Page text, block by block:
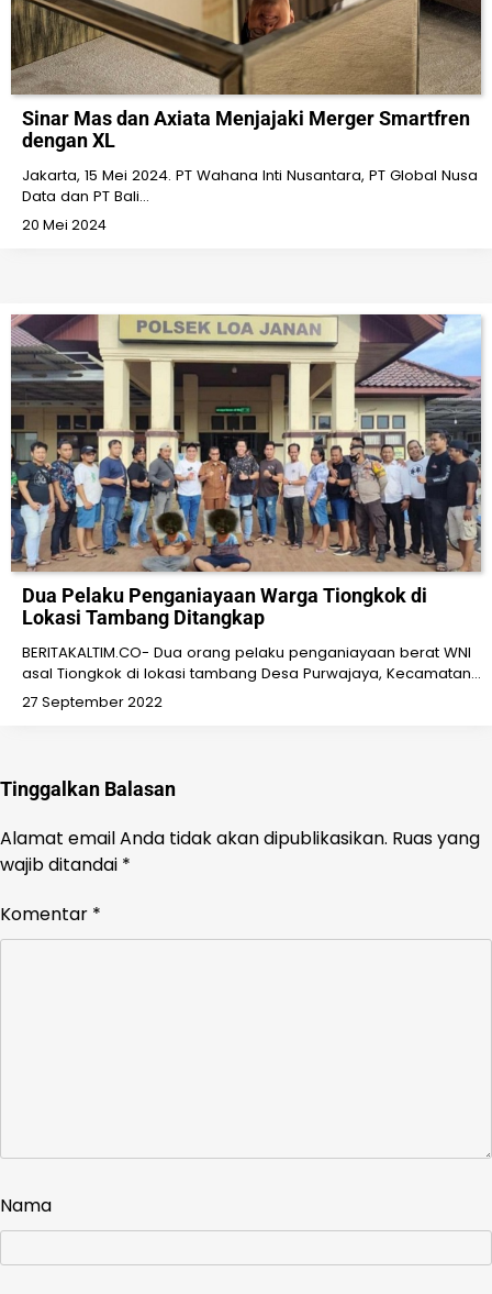
Sinar Mas dan Axiata Menjajaki Merger Smartfren
dengan XL
Jakarta, 15 Mei 2024. PT Wahana Inti Nusantara, PT Global Nusa
Data dan PT Bali…
20 Mei 2024
Dua Pelaku Penganiayaan Warga Tiongkok di
Lokasi Tambang Ditangkap
BERITAKALTIM.CO- Dua orang pelaku penganiayaan berat WNI
asal Tiongkok di lokasi tambang Desa Purwajaya, Kecamatan…
27 September 2022
Tinggalkan Balasan
Alamat email Anda tidak akan dipublikasikan. Ruas yang
wajib ditandai *
Komentar *
Nama